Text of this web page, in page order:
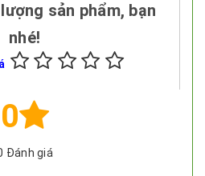
sản phẩm, bạn
nhé!
0
Đánh giá